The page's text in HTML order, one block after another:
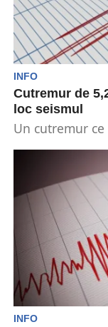
INFO
Cutremur de
loc seismul
Un cutremur
INFO